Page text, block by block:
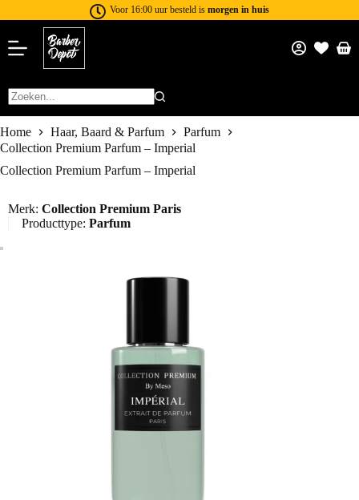
Voor 16:00 uur besteld is morgen in huis
Home Haar, Baard & Parfum
Parfum
Collection Premium Parfum – Imperial
Collection Premium Parfum – Imperial
Merk: Collection Premium Paris
Producttype: Parfum